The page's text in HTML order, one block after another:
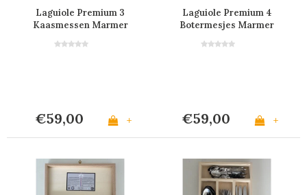
Laguiole Premium 3
Kaasmessen Marmer
€59,00 +
Laguiole Premium 4
Botermesjes Marmer
€59,00 +